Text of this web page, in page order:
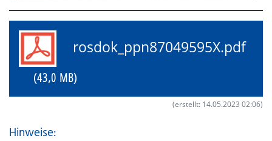
rosdok_ppn87049595X.pdf
(43,0 MB)
(erstellt: 14.05.2023 02:06)
Hinweise: